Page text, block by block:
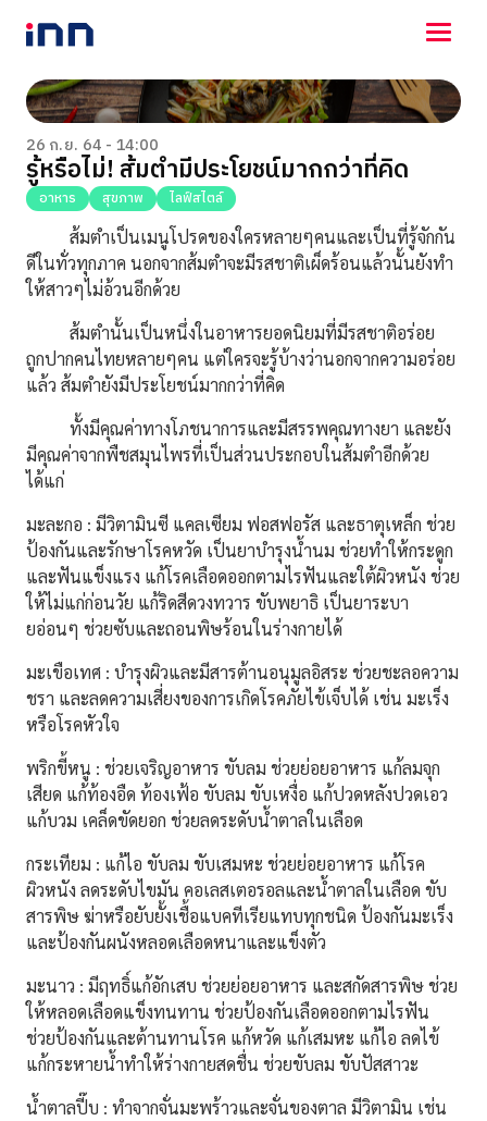
NEWS
ENTERTAINMENT
LIFESTYLE
HOROSCOPE
LOTTERY
VIDEO
ร่วมด้วยช่วยกัน
26 ก.ย. 64 - 14:00
รู้หรือไม่! ส้มตำมีประโยชน์มากกว่าที่คิด
อาหาร สุขภาพ ไลฟ์สไตล์
ส้มตำเป็นเมนูโปรดของใครหลายๆคนและเป็นที่รู้จักกัน
ดีในทั่วทุกภาค นอกจากส้มตำจะมีรสชาติเผ็ดร้อนแล้วนั้นยังทำ
ให้สาวๆไม่อ้วนอีกด้วย
ส้มตำนั้นเป็นหนึ่งในอาหารยอดนิยมที่มีรสชาติอร่อย
ถูกปากคนไทยหลายๆคน แต่ใครจะรู้บ้างว่านอกจากความอร่อย
แล้ว ส้มตำยังมีประโยชน์มากกว่าที่คิด
ทั้งมีคุณค่าทางโภชนาการและมีสรรพคุณทางยา และยัง
มีคุณค่าจากพืชสมุนไพรที่เป็นส่วนประกอบในส้มตำอีกด้วย
ได้แก่
มะละกอ : มีวิตามินซี แคลเซียม ฟอสฟอรัส และธาตุเหล็ก ช่วย
ป้องกันและรักษาโรคหวัด เป็นยาบำรุงน้ำนม ช่วยทำให้กระดูก
และฟันแข็งแรง แก้โรคเลือดออกตามไรฟันและใต้ผิวหนัง ช่วย
ให้ไม่แก่ก่อนวัย แก้ริดสีดวงทวาร ขับพยาธิ เป็นยาระบา
ยอ่อนๆ ช่วยซับและถอนพิษร้อนในร่างกายได้
มะเขือเทศ : บำรุงผิวและมีสารต้านอนุมูลอิสระ ช่วยชะลอความ
ชรา และลดความเสี่ยงของการเกิดโรคภัยไข้เจ็บได้ เช่น มะเร็ง
หรือโรคหัวใจ
พริกขี้หนู : ช่วยเจริญอาหาร ขับลม ช่วยย่อยอาหาร แก้ลมจุก
เสียด แก้ท้องอืด ท้องเฟ้อ ขับลม ขับเหงื่อ แก้ปวดหลังปวดเอว
แก้บวม เคล็ดขัดยอก ช่วยลดระดับน้ำตาลในเลือด
กระเทียม : แก้ไอ ขับลม ขับเสมหะ ช่วยย่อยอาหาร แก้โรค
ผิวหนัง ลดระดับไขมัน คอเลสเตอรอลและน้ำตาลในเลือด ขับ
สารพิษฆ่าหรือยับยั้งเชื้อแบคทีเรียแทบทุกชนิด ป้องกันมะเร็ง
และป้องกันผนังหลอดเลือดหนาและแข็งตัว
มะนาว : มีฤทธิ์แก้อักเสบ ช่วยย่อยอาหาร และสกัดสารพิษ ช่วย
ให้หลอดเลือดแข็งทนทาน ช่วยป้องกันเลือดออกตามไรฟัน
ช่วยป้องกันและต้านทานโรค แก้หวัด แก้เสมหะ แก้ไอ ลดไข้
แก้กระหายน้ำทำให้ร่างกายสดชื่น ช่วยขับลม ขับปัสสาวะ
น้ำตาลปี๊บ : ทำจากจั่นมะพร้าวและจั่นของตาล มีวิตามิน เช่น